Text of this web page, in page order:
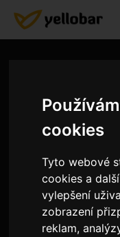
cookies
Tyto webové
cookies a
vylepšení
zobrazení
reklam,